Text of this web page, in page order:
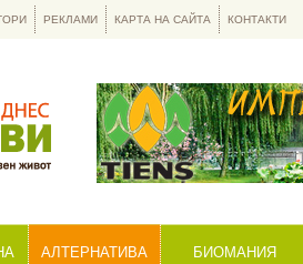
АЛТЕРНАТИВА БИОМАНИЯ
РЕКЛАМИ КАРТА НА САЙТА КОНТАКТИ